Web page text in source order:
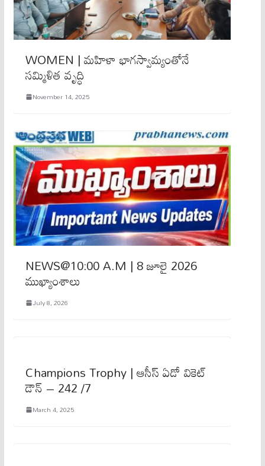
WOMEN | మహిళా భాగస్వామ్యంతోనే
సమ్మిళిత వృద్ధి
November 14, 2025
NEWS@10:00 A.M | 8 జూలై 2026
ముఖ్యాంశాలు
July 8, 2026
Champions Trophy | ఆసీస్ ఏడో వికెట్
డౌన్ – 242 /7
March 4, 2025